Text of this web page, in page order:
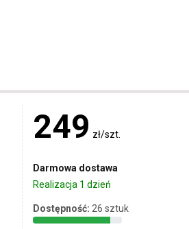
249 zł/szt.
Darmowa dostawa
Realizacja 1 dzień
Dostępność: 26 sztuk